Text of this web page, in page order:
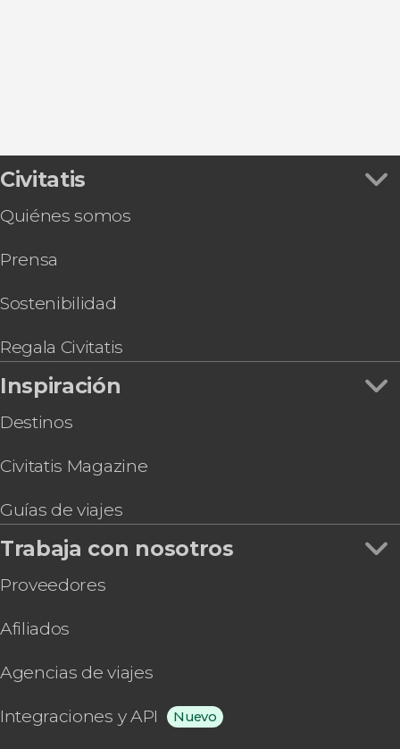
Civitatis
Quiénes somos
Prensa
Sostenibilidad
Regala Civitatis
Inspiración
Destinos
Civitatis Magazine
Guías de viajes
Trabaja con nosotros
Proveedores
Afiliados
Agencias de viajes
Integraciones y API Nuevo